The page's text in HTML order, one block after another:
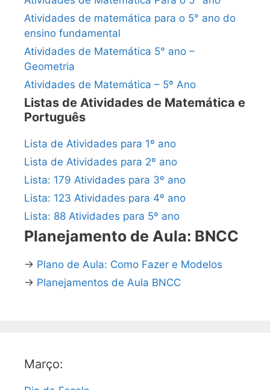
Atividades de matemática para o 5° ano do
ensino fundamental
Atividades de Matemática 5° ano –
Geometria
Atividades de Matemática – 5º Ano
Listas de Atividades de Matemática e
Português
Lista de Atividades para 1º ano
Lista de Atividades para 2º ano
Lista: 179 Atividades para 3º ano
Lista: 123 Atividades para 4º ano
Lista: 88 Atividades para 5º ano
Planejamento de Aula: BNCC
→ Plano de Aula: Como Fazer e Modelos
→ Planejamentos de Aula BNCC
Março: